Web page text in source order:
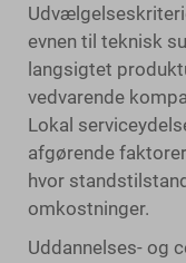
evnen til teknisk
langsigtet
vedvarende
Lokal
afgørende
hvor
omkostninger.
Uddannelses- og